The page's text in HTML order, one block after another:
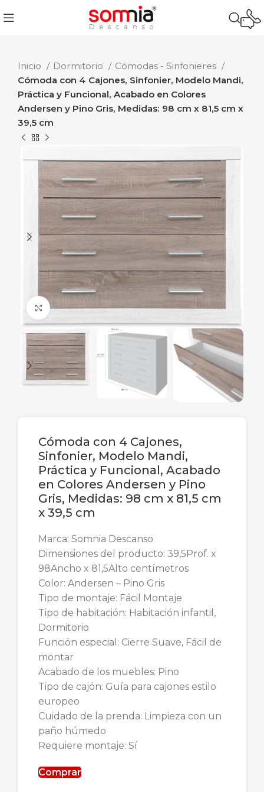
Inicio Dormitorio
Cómodas - Sinfonieres
Cómoda con 4 Cajones, Sinfonier, Modelo Mandi,
Práctica y Funcional, Acabado en Colores
Andersen y Pino Gris, Medidas: 98 cm x 81,5 cm x
39,5 cm
Ampliar
Cómoda con 4 Cajones,
Sinfonier, Modelo Mandi,
Práctica y Funcional, Acabado
en Colores Andersen y Pino
Gris, Medidas: 98 cm x 81,5 cm
x 39,5 cm
Marca: Somnia Descanso
Dimensiones del producto: 39,5Prof. x
98Ancho x 81,5Alto centímetros
Color: Andersen – Pino Gris
Tipo de montaje: Fácil Montaje
Tipo de habitación: Habitación infantil,
Dormitorio
Función especial: Cierre Suave, Fácil de
montar
Acabado de los muebles: Pino
Tipo de cajón: Guía para cajones estilo
europeo
Cuidado de la prenda: Limpieza con un
paño húmedo
Requiere montaje: Sí
Comprar